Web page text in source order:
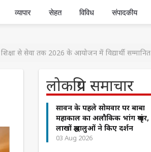
व्यापार सेहत विविध संपादकीय
से सेवा तक 2026 के आयोजन में विद्यार्थी सम्मानित
लोकप्रिय समाचार
सावन के पहले सोमवार पर बाबा
महाकाल का अलौकिक भांग श्रृंगार,
लाखों श्रद्धालुओं ने किए दर्शन
03 Aug 2026